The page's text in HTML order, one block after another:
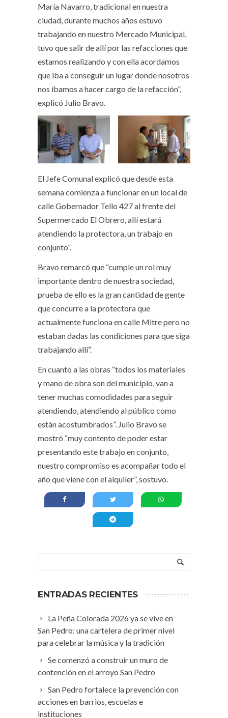
María Navarro, tradicional en nuestra
ciudad, durante muchos años estuvo
trabajando en nuestro Mercado Municipal,
tuvo que salir de allí por las refacciones que
estamos realizando y con ella acordamos
que iba a conseguir un lugar donde nosotros
nos íbamos a hacer cargo de la refacción”,
explicó Julio Bravo.
El Jefe Comunal explicó que desde esta
semana comienza a funcionar en un local de
calle Gobernador Tello 427 al frente del
Supermercado El Obrero, allí estará
atendiendo la protectora, un trabajo en
conjunto”.
Bravo remarcó que “cumple un rol muy
importante dentro de nuestra sociedad,
prueba de ello es la gran cantidad de gente
que concurre a la protectora que
actualmente funciona en calle Mitre pero no
estaban dadas las condiciones para que siga
trabajando allí”.
En cuanto a las obras “todos los materiales
y mano de obra son del municipio, van a
tener muchas comodidades para seguir
atendiendo, atendiendo al público como
están acostumbrados”. Julio Bravo se
mostró “muy contento de poder estar
presentando este trabajo en conjunto,
nuestro compromiso es acompañar todo el
año que viene con el alquiler”, sostuvo.
ENTRADAS RECIENTES
La Peña Colorada 2026 ya se vive en
San Pedro: una cartelera de primer nivel
para celebrar la música y la tradición
Se comenzó a construir un muro de
contención en el arroyo San Pedro
San Pedro fortalece la prevención con
acciones en barrios, escuelas e
instituciones